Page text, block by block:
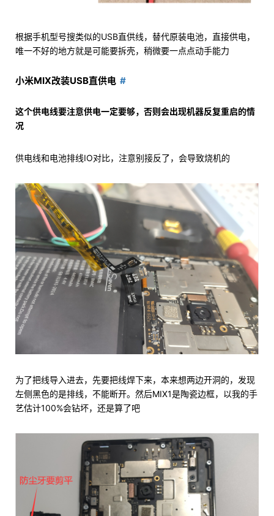
根据手机型号搜类似的USB直供线，替代原装电池，直接供电，
唯一不好的地方就是可能要拆壳，稍微要一点点动手能力
小米MIX改装USB直供电
这个供电线要注意供电一定要够，否则会出现机器反复重启的情
况
供电线和电池排线IO对比，注意别接反了，会导致烧机的
为了把线导入进去，先要把线焊下来，本来想两边开洞的，发现
左侧黑色的是排线，不能断开。然后MIX1是陶瓷边框，以我的手
艺估计100%会钻坏，还是算了吧